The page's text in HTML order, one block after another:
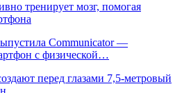
тренирует мозг, помогая
Communicator —
с физической…
перед глазами 7,5-метровый